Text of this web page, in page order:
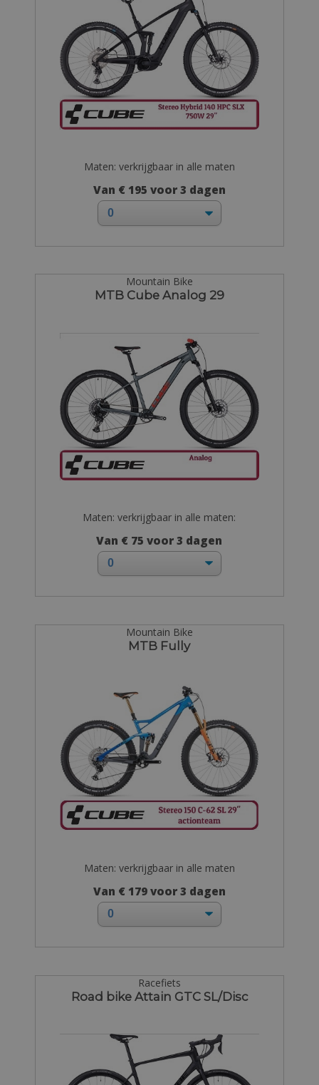
Maten: verkrijgbaar in alle maten
Van € 195 voor 3 dagen
Mountain Bike
MTB Cube Analog 29
Maten: verkrijgbaar in alle maten:
Van € 75 voor 3 dagen
Mountain Bike
MTB Fully
Maten: verkrijgbaar in alle maten
Van € 179 voor 3 dagen
Racefiets
Road bike Attain GTC SL/Disc